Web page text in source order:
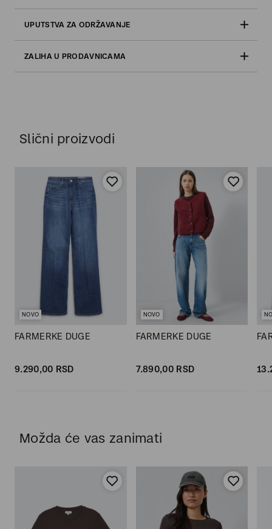
UPUTSTVA ZA ODRŽAVANJE
ZALIHA U PRODAVNICAMA
Slični proizvodi
NOVO
FARMERKE DUGE
9.290,00 RSD
NOVO
FARMERKE DUGE
7.890,00 RSD
Možda će vas zanimati